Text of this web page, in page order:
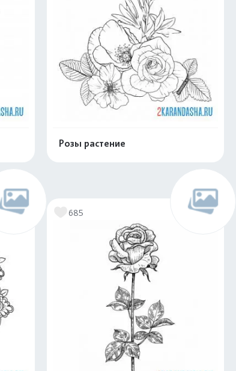
Розы растение
685